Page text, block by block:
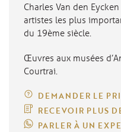
Charles Van den
artistes les plus
du 19ème siècle.
Œuvres aux musées
Courtrai.
DEMANDER LE
RECEVOIR PLUS
PARLER À UN